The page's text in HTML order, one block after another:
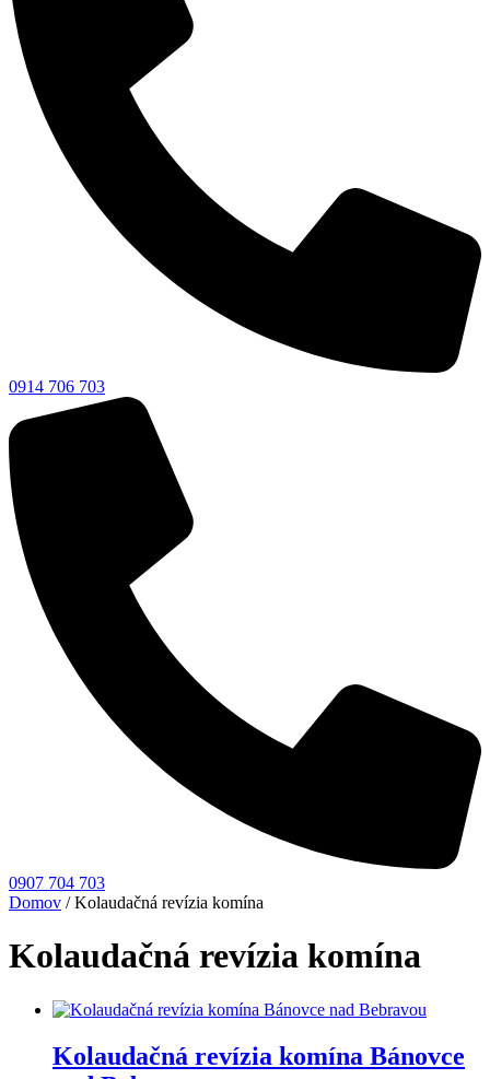
0914 706 703
0907 704 703
Domov / Kolaudačná revízia komína
Kolaudačná revízia komína
Kolaudačná revízia komína Bánovce